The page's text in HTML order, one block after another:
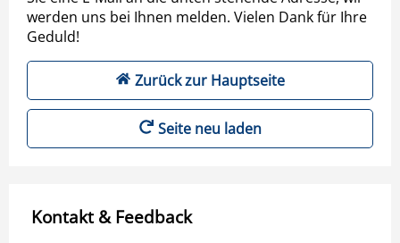
werden uns bei Ihnen melden. Vielen Dank für Ihre
Geduld!
Zurück zur Hauptseite
Seite neu laden
Kontakt & Feedback